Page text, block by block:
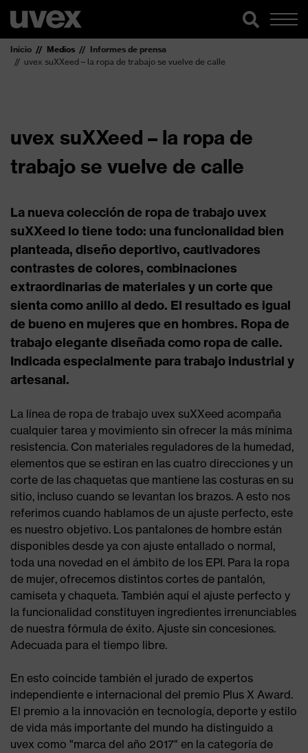
Inicio Medios
Informes de prensa
uvex suXXeed – la ropa de trabajo se vuelve de calle
uvex suXXeed – la ropa de
trabajo se vuelve de calle
La nueva colección de ropa de trabajo uvex
suXXeed lo tiene todo: una funcionalidad bien
planteada, diseño deportivo, cautivadores
contrastes de colores, combinaciones
extraordinarias de materiales y un corte que
sienta como anillo al dedo. El resultado es igual
de bueno en mujeres que en hombres. Ropa de
trabajo elegante diseñada como ropa de calle.
Indicada especialmente para trabajo industrial y
artesanal.
La línea de ropa de trabajo uvex suXXeed acompaña
cualquier tarea y movimiento sin ofrecer la más mínima
resistencia. Con materiales reguladores de la humedad,
elementos que se estiran en las cuatro direcciones y un
corte de las chaquetas que mantiene las costuras en su
sitio, incluso cuando se levantan los brazos. A esto nos
referimos cuando hablamos de un ajuste perfecto, este
es nuestro objetivo. Los pantalones de hombre están
disponibles desde ya con ajuste entallado o normal,
toda una novedad en el ámbito de los EPI. Para la ropa
de mujer, ofrecemos distintos cortes de pantalón,
camiseta y chaqueta. También aquí el ajuste perfecto y
la funcionalidad constituyen ingredientes irrenunciables
de nuestra fórmula de éxito. Ajuste sin concesiones.
Adecuada para el tiempo libre.
En esto coincide también el jurado de expertos
independiente e internacional del premio Plus X Award.
El premio a la innovación en tecnología, deporte y estilo
de vida más importante del mundo ha distinguido a
uvex como "marca del año 2017" en la categoría de